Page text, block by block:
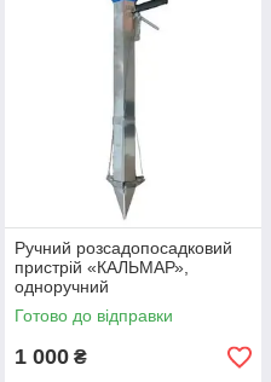
Ручний розсадопосадковий
пристрій «КАЛЬМАР»,
одноручний
Готово до відправки
1 000 ₴